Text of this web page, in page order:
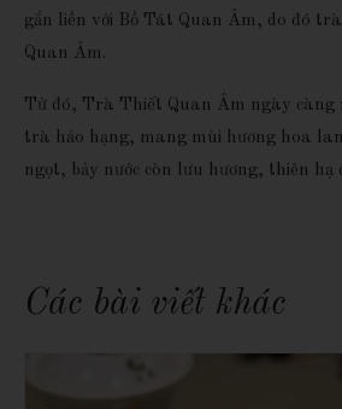
gắn liền với Bồ Tát Quan Âm, do đó
Quan Âm.
Từ đó, Trà Thiết Quan Âm ngày càng
trà hảo hạng, mang mùi hương hoa
ngọt, bảy nước còn lưu hương, thiên hạ
Các bài viết khác